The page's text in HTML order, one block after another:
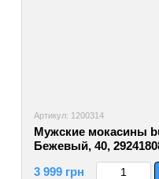
Артикул: 1200314
Мужские мокасины
Бежевый, 40,
3 999 грн